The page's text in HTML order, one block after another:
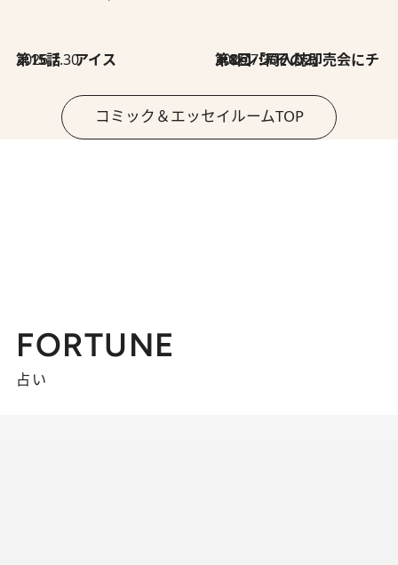
2026.7.30
第15話 アイス 2026.7.30
第8回「同人誌即売会にチャレンジ その2」
コミック＆エッセイルームTOP
FORTUNE
占い